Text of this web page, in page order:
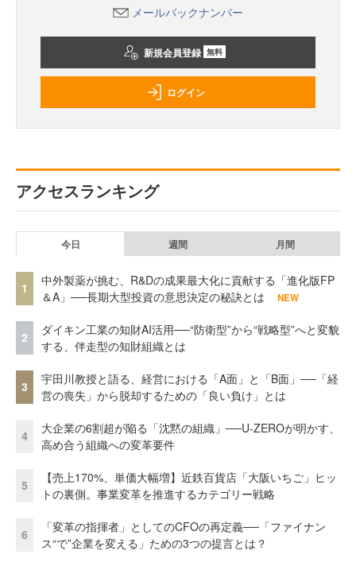
メールバックナンバー
新規会員登録 無料
ログイン
アクセスランキング
今日 週間 月間
1
中外製薬が挑む、R&Dの成果最大化に貢献する「進化版FP
＆A」──長期大型投資の意思決定の秘訣とは
NEW
2
ダイキン工業の知財AI活用──“防衛型”から“戦略型”へと変貌
する、伴走型の知財組織とは
3
宇田川教授と語る、経営における「A面」と「B面」──「経
営の喪失」から脱却するための「良い負け」とは
4
大企業の6割超が陥る「沈黙の組織」──U-ZEROが明かす、
高め合う組織への変革要件
5
【売上170%、単価大幅増】近鉄百貨店「大阪いちご」ヒッ
トの裏側。事業変革を推進するカテゴリー戦略
6
「変革の指揮者」としてのCFOの再定義──「ファイナン
ス“で”企業を変える」ための3つの提言とは？